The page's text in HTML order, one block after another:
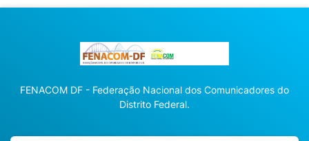
FENACOM DF - Federação Nacional dos Comunicadores do
Distrito Federal.